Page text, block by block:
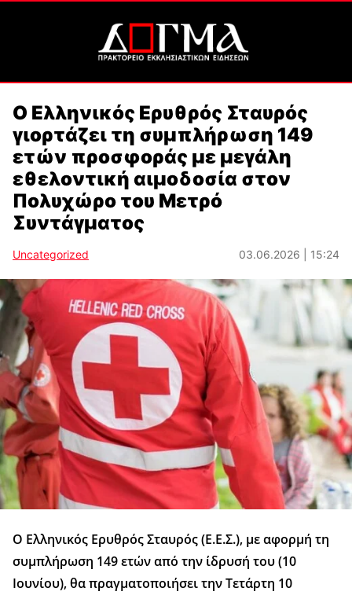
Ο Ελληνικός Ερυθρός Σταυρός
γιορτάζει τη συμπλήρωση 149
ετών προσφοράς με μεγάλη
εθελοντική αιμοδοσία στον
Πολυχώρο του Μετρό
Συντάγματος
Uncategorized 03.06.2026 | 15:24
O Ελληνικός Ερυθρός Σταυρός (Ε.Ε.Σ.), με αφορμή τη
συμπλήρωση 149 ετών από την ίδρυσή του (10
Ιουνίου), θα πραγματοποιήσει την Τετάρτη 10